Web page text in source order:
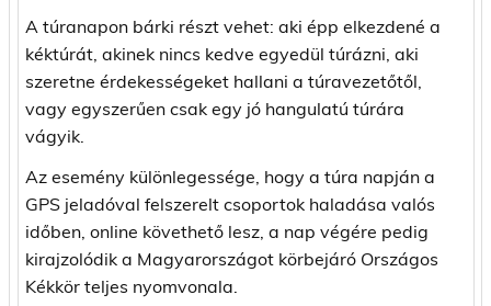
A túranapon bárki részt vehet: aki épp elkezdené a
kéktúrát, akinek nincs kedve egyedül túrázni, aki
szeretne érdekességeket hallani a túravezetőtől,
vagy egyszerűen csak egy jó hangulatú túrára
vágyik.
Az esemény különlegessége, hogy a túra napján a
GPS jeladóval felszerelt csoportok haladása valós
időben, online követhető lesz, a nap végére pedig
kirajzolódik a Magyarországot körbejáró Országos
Kékkör teljes nyomvonala.